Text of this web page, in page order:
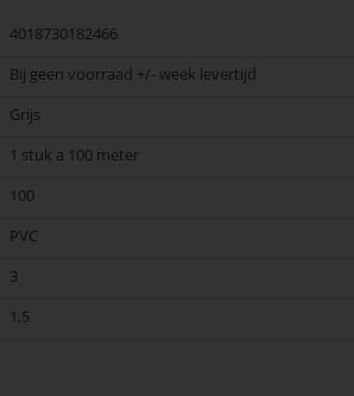
4018730182466
Bij geen voorraad +/- week levertijd
Grijs
1 stuk a 100 meter
100
PVC
3
1,5